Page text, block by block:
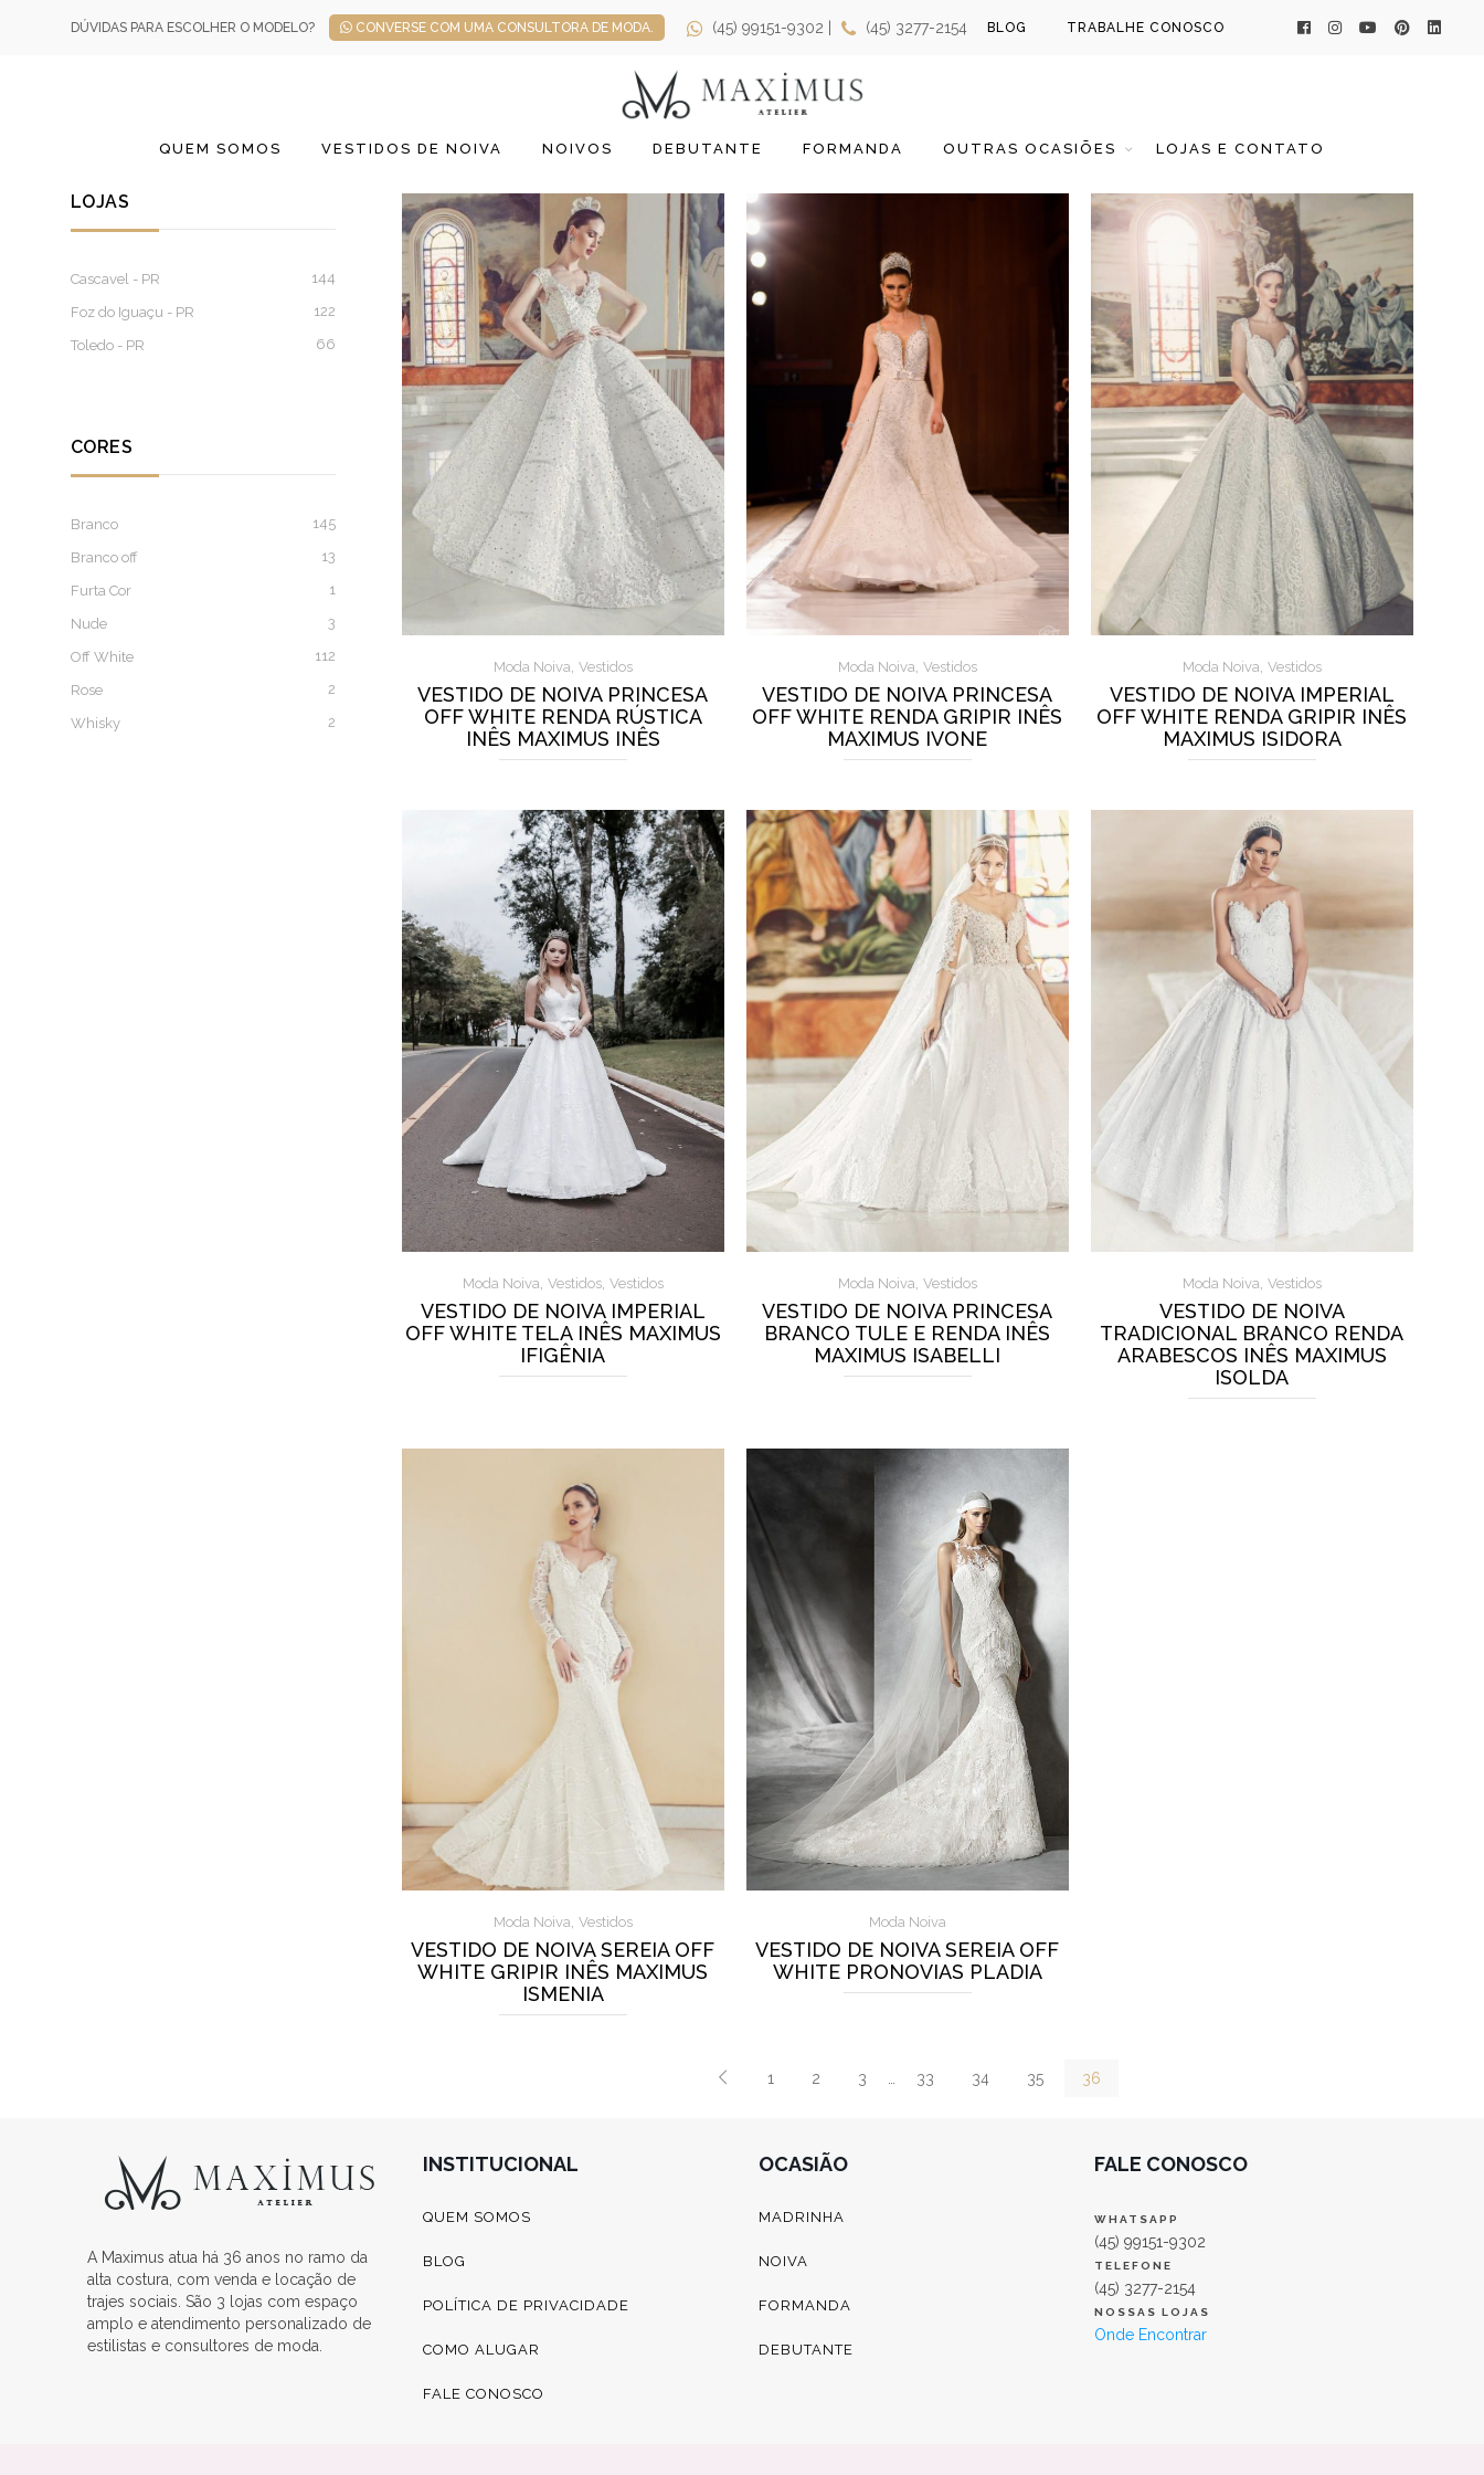
DÚVIDAS PARA ESCOLHER O MODELO? CONVERSE COM UMA CONSULTORA DE MODA. (45) 99151-9302 | (45) 3277-2154 BLOG TRABALHE CONOSCO
QUEM SOMOS VESTIDOS DE NOIVA NOIVOS DEBUTANTE FORMANDA OUTRAS OCASIÕES LOJAS E CONTATO
LOJAS
Cascavel - PR 144
Foz do Iguaçu - PR 122
Toledo - PR 66
CORES
Branco 145
Branco off 13
Furta Cor 1
Nude 3
Off White 112
Rose 2
Whisky 2
Moda Noiva, Vestidos
VESTIDO DE NOIVA PRINCESA
OFF WHITE RENDA RÚSTICA
INÊS MAXIMUS INÊS
Moda Noiva, Vestidos
VESTIDO DE NOIVA PRINCESA
OFF WHITE RENDA GRIPIR INÊS
MAXIMUS IVONE
Moda Noiva, Vestidos
VESTIDO DE NOIVA IMPERIAL
OFF WHITE RENDA GRIPIR INÊS
MAXIMUS ISIDORA
Moda Noiva, Vestidos, Vestidos
VESTIDO DE NOIVA IMPERIAL
OFF WHITE TELA INÊS MAXIMUS
IFIGÊNIA
Moda Noiva, Vestidos
VESTIDO DE NOIVA PRINCESA
BRANCO TULE E RENDA INÊS
MAXIMUS ISABELLI
Moda Noiva, Vestidos
VESTIDO DE NOIVA
TRADICIONAL BRANCO RENDA
ARABESCOS INÊS MAXIMUS
ISOLDA
Moda Noiva, Vestidos
VESTIDO DE NOIVA SEREIA OFF
WHITE GRIPIR INÊS MAXIMUS
ISMENIA
Moda Noiva
VESTIDO DE NOIVA SEREIA OFF
WHITE PRONOVIAS PLADIA
1 2 3 33 34 35 36
A Maximus atua há 36 anos no ramo da
alta costura, com venda e locação de
trajes sociais. São 3 lojas com espaço
amplo e atendimento personalizado de
estilistas e consultores de moda.
INSTITUCIONAL
QUEM SOMOS
BLOG
POLÍTICA DE PRIVACIDADE
COMO ALUGAR
FALE CONOSCO
OCASIÃO
MADRINHA
NOIVA
FORMANDA
DEBUTANTE
FALE CONOSCO
WHATSAPP
(45) 99151-9302
TELEFONE
(45) 3277-2154
NOSSAS LOJAS
Onde Encontrar